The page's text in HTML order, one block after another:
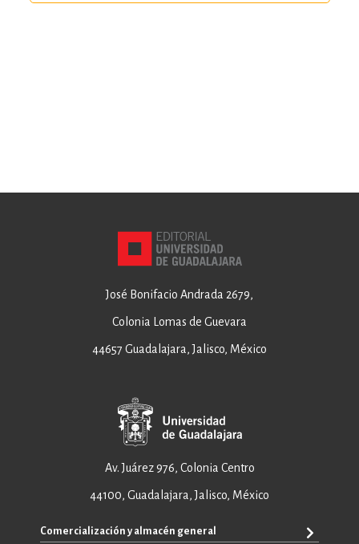
José Bonifacio Andrada 2679,
Colonia Lomas de Guevara
44657 Guadalajara, Jalisco, México
Av. Juárez 976, Colonia Centro
44100, Guadalajara, Jalisco, México
Comercialización y almacén general